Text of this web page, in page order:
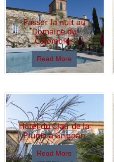
Passer la nuit au
Domaine du
Colombier
Read More
Hôtel du Clair de la
Plume à Grignan
Read More